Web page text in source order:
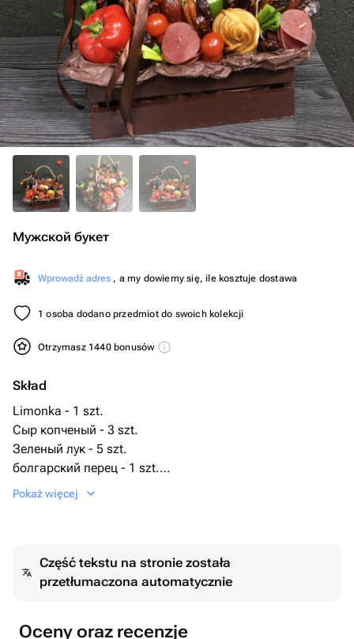
Мужской букет
Wprowadź adres , a my dowiemy się, ile kosztuje dostawa
1 osoba dodano przedmiot do swoich kolekcji
Otrzymasz 1440 bonusów
Skład
Limonka - 1 szt.
Сыр копченый - 3 szt.
Зеленый лук - 5 szt.
болгарский перец - 1 szt.
pomidory cherry - 300 g
Pokaż więcej
Część tekstu na stronie została
przetłumaczona automatycznie
Oceny oraz recenzje